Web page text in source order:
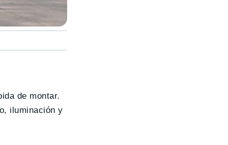
de montar.
iluminación y